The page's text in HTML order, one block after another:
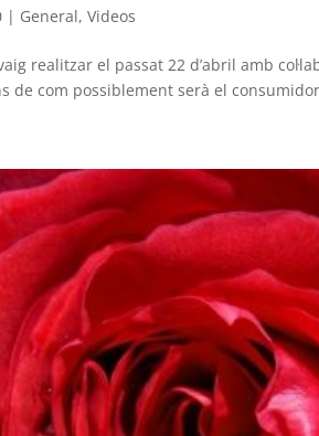
| General,Videos
realitzar el passat 22 d’abril amb
de com possiblement serà el